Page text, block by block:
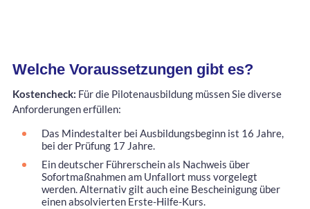
Welche Voraussetzungen gibt es?
Kostencheck: Für die Pilotenausbildung müssen Sie diverse
Anforderungen erfüllen:
Das Mindestalter bei Ausbildungsbeginn ist 16 Jahre,
bei der Prüfung 17 Jahre.
Ein deutscher Führerschein als Nachweis über
Sofortmaßnahmen am Unfallort muss vorgelegt
werden. Alternativ gilt auch eine Bescheinigung über
einen absolvierten Erste-Hilfe-Kurs.